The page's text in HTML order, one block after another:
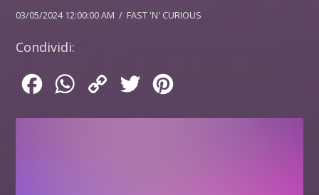
03/05/2024 12:00:00 AM / FAST 'N' CURIOUS
Condividi:
FacebookWhatsApp
Copy
Twitter